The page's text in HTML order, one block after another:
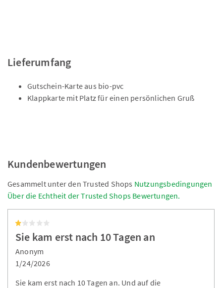
Lieferumfang
Gutschein-Karte aus bio-pvc
Klappkarte mit Platz für einen persönlichen Gruß
Kundenbewertungen
Gesammelt unter den Trusted Shops Nutzungsbedingungen
Über die Echtheit der Trusted Shops Bewertungen.
Sie kam erst nach 10 Tagen an
Anonym
1/24/2026
Sie kam erst nach 10 Tagen an. Und auf die